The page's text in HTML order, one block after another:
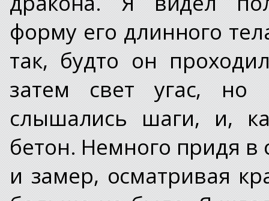
форму его длинного
так, будто он
затем свет угас,
слышались шаги, и,
бетон. Немного придя в
и замер, осматривая